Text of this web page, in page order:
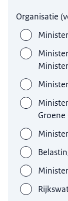
Organisatie (
Groene